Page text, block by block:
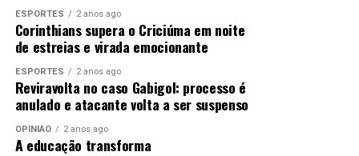
ESPORTES 2 anos ago
Corinthians supera o Criciúma em noite
de estreias e virada emocionante
ESPORTES 2 anos ago
Reviravolta no caso Gabigol: processo é
anulado e atacante volta a ser suspenso
OPINIÃO 2 anos ago
A educação transforma